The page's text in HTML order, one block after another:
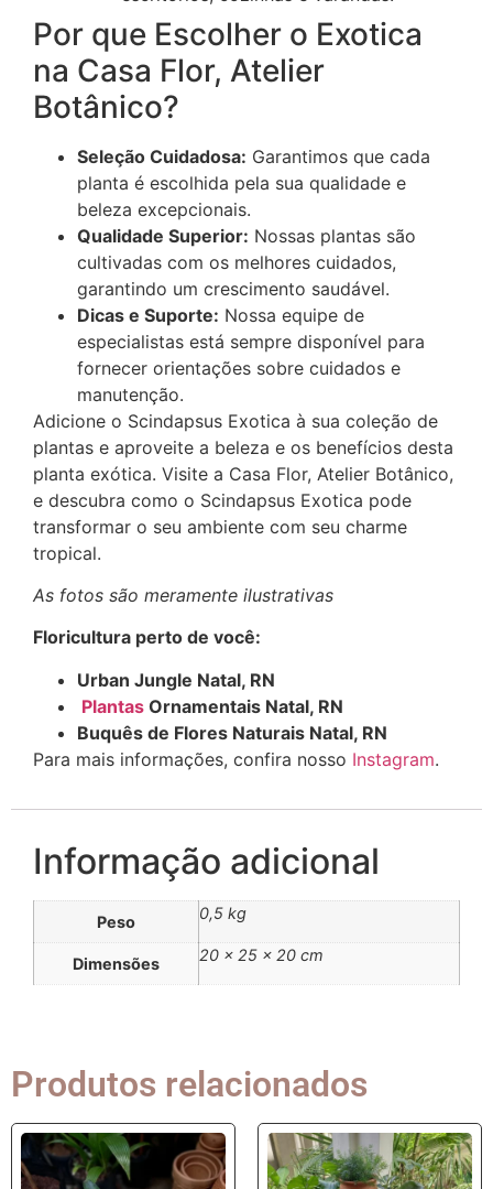
Por que Escolher o Exotica
na Casa Flor, Atelier
Botânico?
Seleção Cuidadosa: Garantimos que cada
planta é escolhida pela sua qualidade e
beleza excepcionais.
Qualidade Superior: Nossas plantas são
cultivadas com os melhores cuidados,
garantindo um crescimento saudável.
Dicas e Suporte: Nossa equipe de
especialistas está sempre disponível para
fornecer orientações sobre cuidados e
manutenção.
Adicione o Scindapsus Exotica à sua coleção de
plantas e aproveite a beleza e os benefícios desta
planta exótica. Visite a Casa Flor, Atelier Botânico,
e descubra como o Scindapsus Exotica pode
transformar o seu ambiente com seu charme
tropical.
As fotos são meramente ilustrativas
Floricultura perto de você:
Urban Jungle Natal, RN
Plantas Ornamentais Natal, RN
Buquês de Flores Naturais Natal, RN
Para mais informações, confira nosso Instagram.
Informação adicional
Peso 0,5 kg
Dimensões 20 × 25 × 20 cm
Produtos relacionados